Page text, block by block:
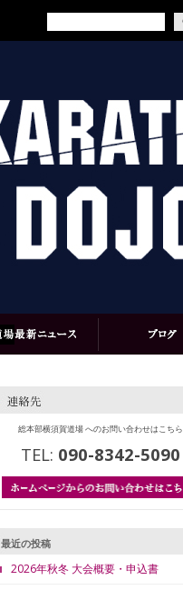
総本部横須賀道場 へのお問い合わせはこちら
TEL: 090-8342-5090
最近の投稿
2026年秋冬 大会概要・申込書